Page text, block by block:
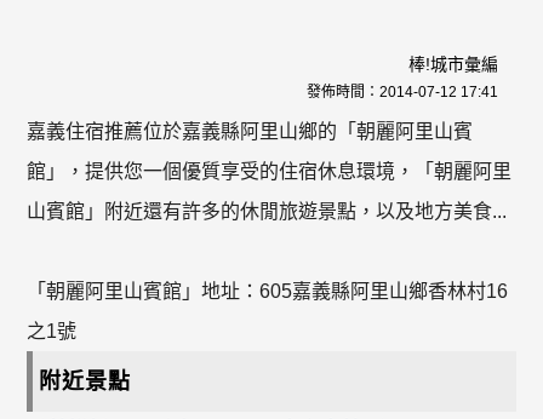
棒!城市彙編
發佈時間： 2014-07-12 17:41
嘉義住宿推薦位於嘉義縣阿里山鄉的「朝麗阿里山賓
館」，提供您一個優質享受的住宿休息環境，「朝麗阿里
山賓館」附近還有許多的休閒旅遊景點，以及地方美食...
「朝麗阿里山賓館」地址：605嘉義縣阿里山鄉香林村16
之1號
附近景點